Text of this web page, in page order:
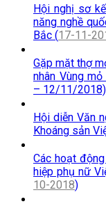
Hội nghị sơ
năng nghề
Bắc (17-11-
Gặp mặt thợ
nhân Vùng
– 12/11/
Hội diễn Văn
Khoáng sản
Các hoạt
hiệp phụ nữ
10-2018)